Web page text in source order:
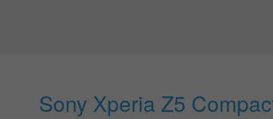
Sony Xperia Z5